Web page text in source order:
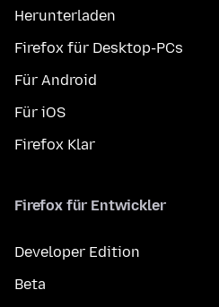
Herunterladen
Firefox für Desktop-PCs
Für Android
Für iOS
Firefox Klar
Firefox für Entwickler
Developer Edition
Beta